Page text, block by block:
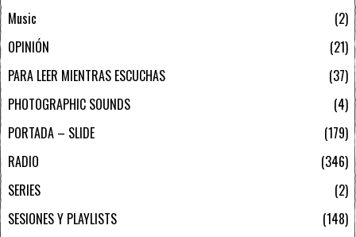
Music
2
OPINIÓN
21
PARA LEER MIENTRAS ESCUCHAS
37
PHOTOGRAPHIC SOUNDS
4
PORTADA – SLIDE
179
RADIO
346
SERIES
2
SESIONES Y PLAYLISTS
148